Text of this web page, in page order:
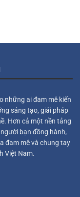
những ai đam mê kiến
sáng tạo, giải pháp
Hơn cả một nền tảng
bạn đồng hành,
đam mê và chung tay
Việt Nam.